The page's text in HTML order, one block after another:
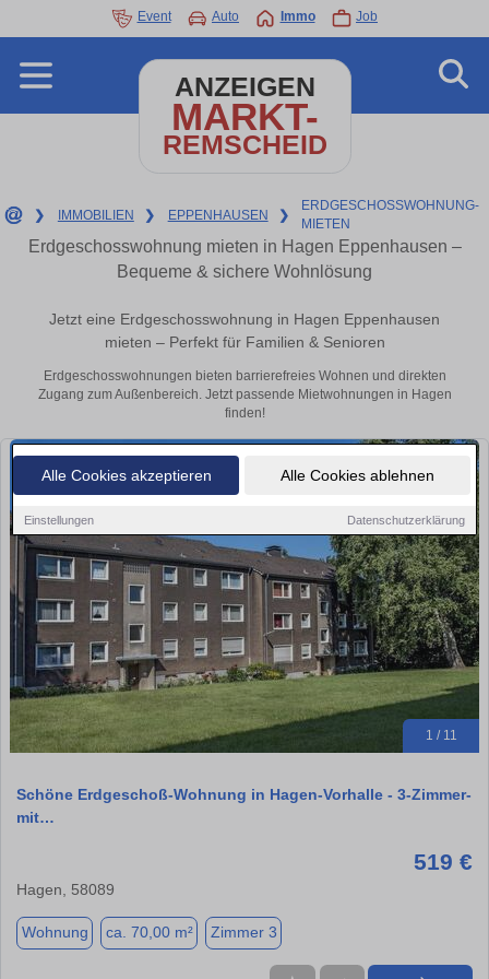
Alle Cookies akzeptieren Alle Cookies ablehnen
Einstellungen Datenschutzerklärung
Event Auto Immo Job
ANZEIGEN
MARKT-
REMSCHEID
❯ IMMOBILIEN ❯ EPPENHAUSEN ❯
ERDGESCHOSSWOHNUNG-
MIETEN
Erdgeschosswohnung mieten in Hagen Eppenhausen –
Bequeme & sichere Wohnlösung
Jetzt eine Erdgeschosswohnung in Hagen Eppenhausen
mieten – Perfekt für Familien & Senioren
Erdgeschosswohnungen bieten barrierefreies Wohnen und direkten
Zugang zum Außenbereich. Jetzt passende Mietwohnungen in Hagen
finden!
1 / 11
Schöne Erdgeschoß-Wohnung in Hagen-Vorhalle - 3-Zimmer-
mit…
519 €
Hagen, 58089
Wohnung ca. 70,00 m² Zimmer 3